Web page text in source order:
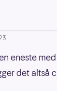
eneste
det altså